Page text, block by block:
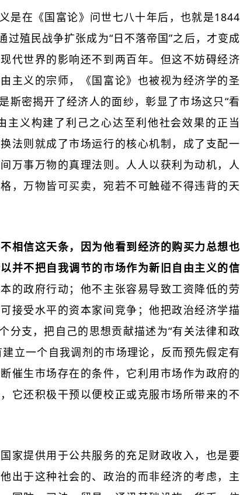
是在《国富论》问世七八十年后，也就是1844
过殖民战争扩张成为“日不落帝国”之后，才变成
代世界的影响还不到两百年。但这不妨碍经济
主义的宗师，《国富论》也被视为经济学的圣
斯密揭开了经济人的面纱，彰显了市场这只“看
主义构建了利己之心达至利他社会效果的正当
法则就成了市场运行的核心机制，成了支配一
万事万物的真理法则。人人以获利为动机，人
，万物皆可买卖，宛若不可触碰不得违背的天
相信这天条，因为他看到经济的购买力总想也
并不把自我调节的市场作为新旧自由主义的信
的政府行动；他不主张容易导致工资降低的劳
接受水平的资本家间竞争；他把政治经济学描
分支，把自己的思想贡献描述为“有关法律和政
立一个自我调剂的市场理论，反而预先假定有
催生市场存在的条件，它利用市场作为政府的
它还积极干预以便校正或克服市场所带来的不
家提供用于公共服务的充足财政收入，也是要
出于这种社会的、政治的而非经济的考虑，主